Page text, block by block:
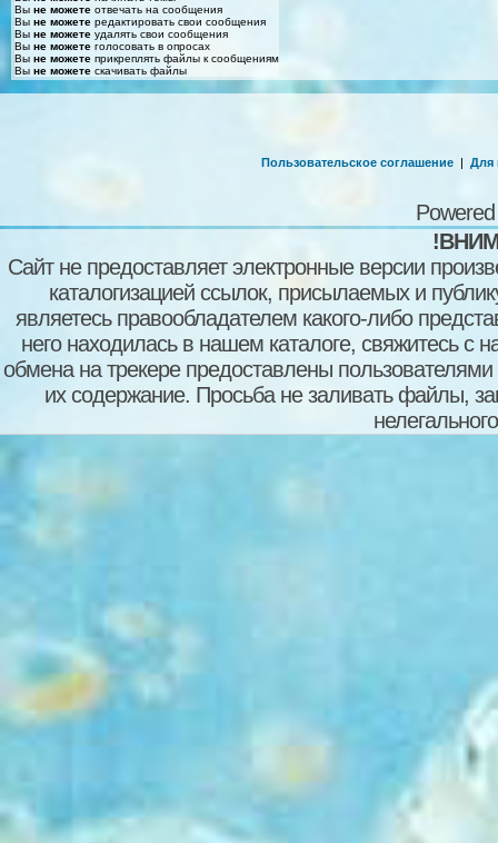
Вы не можете отвечать на сообщения
Вы не можете редактировать свои сообщения
Вы не можете удалять свои сообщения
Вы не можете голосовать в опросах
Вы не можете прикреплять файлы к сообщениям
Вы не можете скачивать файлы
Пользовательское соглашение | Для
Сайт не предоставляет электронные версии
каталогизацией ссылок, присылаемых и
являетесь правообладателем какого-либо
него находилась в нашем каталоге, свяжитесь
обмена на трекере предоставлены пользователями
их содержание. Просьба не заливать файлы,